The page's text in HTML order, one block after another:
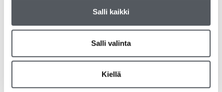
Salli kaikki
Salli valinta
Kiellä